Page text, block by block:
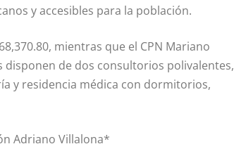
y accesibles para la población.
mientras que el CPN Mariano
disponen de dos consultorios polivalentes,
y residencia médica con dormitorios,
Adriano Villalona*